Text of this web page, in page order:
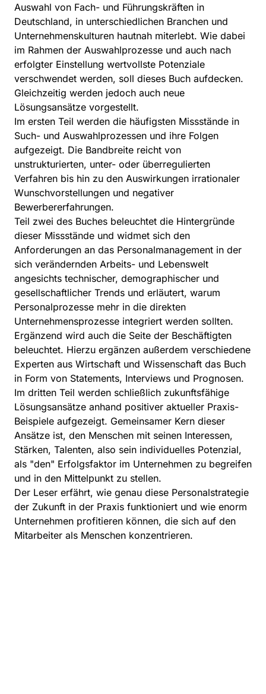
Auswahl von Fach- und Führungskräften in
Deutschland, in unterschiedlichen Branchen und
Unternehmenskulturen hautnah miterlebt. Wie dabei
im Rahmen der Auswahlprozesse und auch nach
erfolgter Einstellung wertvollste Potenziale
verschwendet werden, soll dieses Buch aufdecken.
Gleichzeitig werden jedoch auch neue
Lösungsansätze vorgestellt.
Im ersten Teil werden die häufigsten Missstände in
Such- und Auswahlprozessen und ihre Folgen
aufgezeigt. Die Bandbreite reicht von
unstrukturierten, unter- oder überregulierten
Verfahren bis hin zu den Auswirkungen irrationaler
Wunschvorstellungen und negativer
Bewerbererfahrungen.
Teil zwei des Buches beleuchtet die Hintergründe
dieser Missstände und widmet sich den
Anforderungen an das Personalmanagement in der
sich verändernden Arbeits- und Lebenswelt
angesichts technischer, demographischer und
gesellschaftlicher Trends und erläutert, warum
Personalprozesse mehr in die direkten
Unternehmensprozesse integriert werden sollten.
Ergänzend wird auch die Seite der Beschäftigten
beleuchtet. Hierzu ergänzen außerdem verschiedene
Experten aus Wirtschaft und Wissenschaft das Buch
in Form von Statements, Interviews und Prognosen.
Im dritten Teil werden schließlich zukunftsfähige
Lösungsansätze anhand positiver aktueller Praxis-
Beispiele aufgezeigt. Gemeinsamer Kern dieser
Ansätze ist, den Menschen mit seinen Interessen,
Stärken, Talenten, also sein individuelles Potenzial,
als "den" Erfolgsfaktor im Unternehmen zu begreifen
und in den Mittelpunkt zu stellen.
Der Leser erfährt, wie genau diese Personalstrategie
der Zukunft in der Praxis funktioniert und wie enorm
Unternehmen profitieren können, die sich auf den
Mitarbeiter als Menschen konzentrieren.